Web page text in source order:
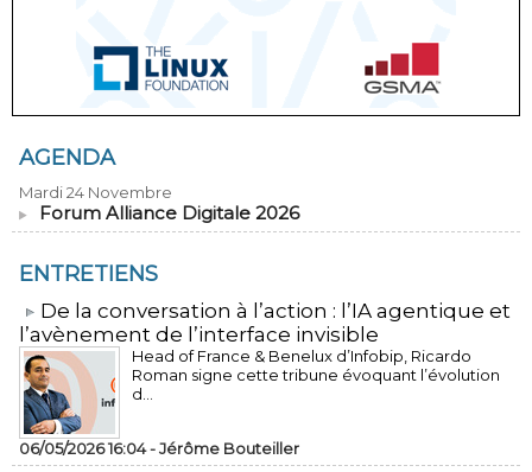
AGENDA
Mardi 24 Novembre
Forum Alliance Digitale 2026
ENTRETIENS
​De la conversation à l’action : l’IA agentique et
l’avènement de l’interface invisible
Head of France & Benelux d’Infobip, Ricardo
Roman signe cette tribune évoquant l’évolution
d...
06/05/2026 16:04 -Jérôme Bouteiller